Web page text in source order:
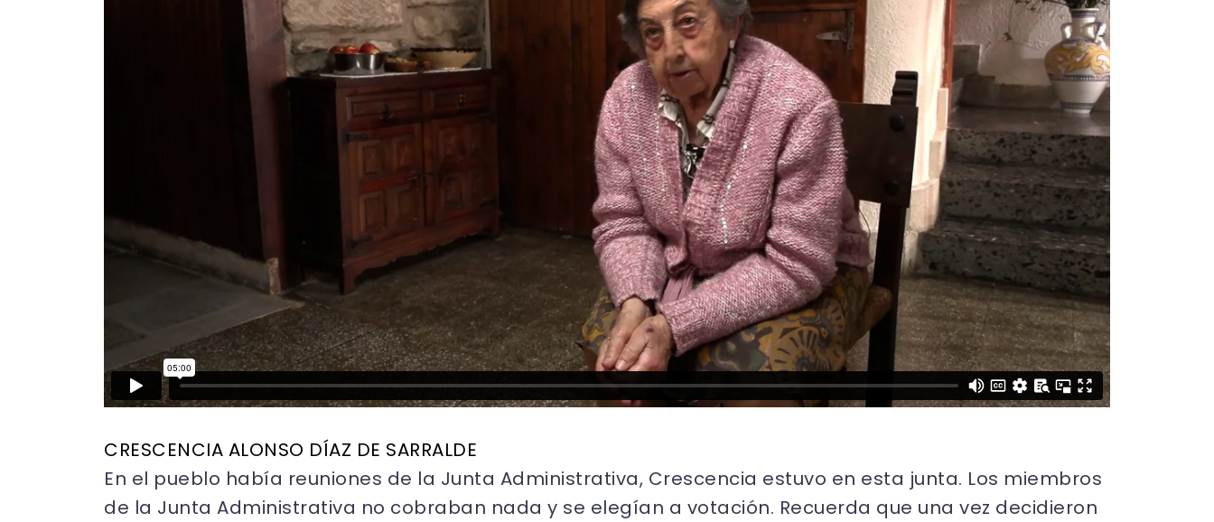
CRESCENCIA ALONSO DÍAZ DE SARRALDE
En el pueblo había reuniones de la Junta Administrativa, Crescencia estuvo en esta junta. Los miembros
de la Junta Administrativa no cobraban nada y se elegían a votación. Recuerda que una vez decidieron